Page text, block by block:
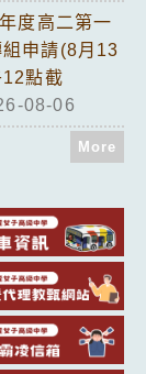
度高二第一
組申請(8月13
12點截
08-06
More